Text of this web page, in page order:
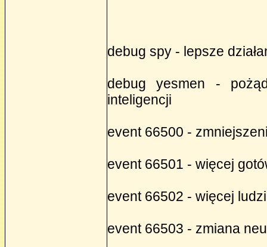
debug spy - lepsze
debug yesmen -
inteligencji
event 66500 -
event 66501 - więcej
event 66502 - więcej ludzi
event 66503 - zmiana